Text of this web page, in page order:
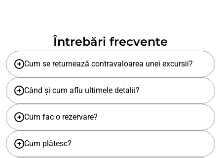
Întrebări frecvente
Cum se returnează contravaloarea unei excursii?
Când și cum aflu ultimele detalii?
Cum fac o rezervare?
Cum plătesc?